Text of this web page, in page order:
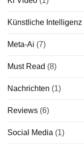
Künstliche Intelligenz
Meta-Ai (7)
Must Read (8)
Nachrichten (1)
Reviews (6)
Social Media (1)